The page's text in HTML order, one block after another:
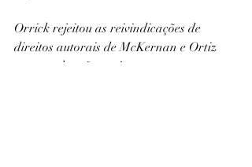
Orrick rejeitou as reivindicações de
direitos autorais de McKernan e Ortiz
porque eles não registraram suas